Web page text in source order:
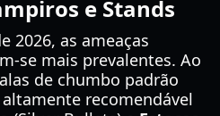
e Stands
2026, as ameaças
se mais prevalentes. Ao
de chumbo padrão
recomendável